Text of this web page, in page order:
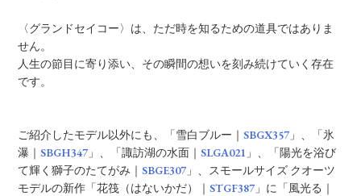
〈グランドセイコー〉は、ただ時を知るための道具ではありま
せん。
人生の節目に寄り添い、その瞬間の想いを刻み続けていく存在
です。
ご紹介したモデル以外にも、「雪白ブルー｜SBGX357 」、「氷
瀑｜SBGH347 」、「諏訪湖の水面｜SLGA021 」、「陽光を浴び
て輝く獅子のたてがみ｜SBGE307 」、スモールサイズ クオーツ
モデルの新作「花筏（はないかだ）｜STGF387 」に「風光る｜